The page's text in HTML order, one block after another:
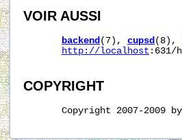
VOIR AUSSI
backend (7), cupsd (8),
http://localhost :631/
COPYRIGHT